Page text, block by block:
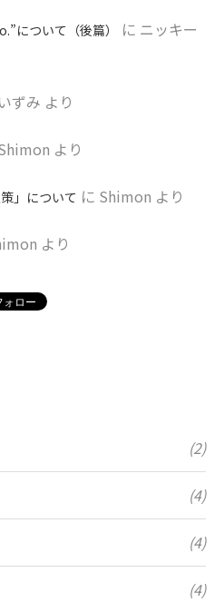
について（後篇） に ニッキー
いずみ より
より
」について に Shimon より
より
(2)
(4)
(4)
(4)